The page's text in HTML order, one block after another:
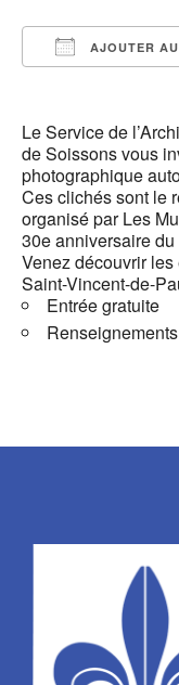
AJOUTER
Le Service de
de Soissons vous
photographique
Ces clichés sont le
organisé par Les
30e anniversaire du
Venez découvrir
Saint-Vincent-de-
Entrée gratuite